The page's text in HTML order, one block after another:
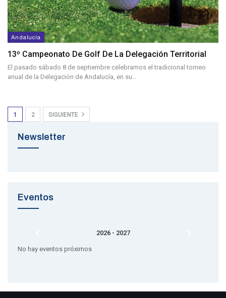
Andalucía
13º Campeonato De Golf De La Delegación Territorial
El pasado sábado 8 de septiembre celebramos el tradicional torneo
anual de la Delegación de Andalucía, en su…
1 2 SIGUIENTE
Newsletter
Eventos
2026 - 2027
No hay eventos próximos